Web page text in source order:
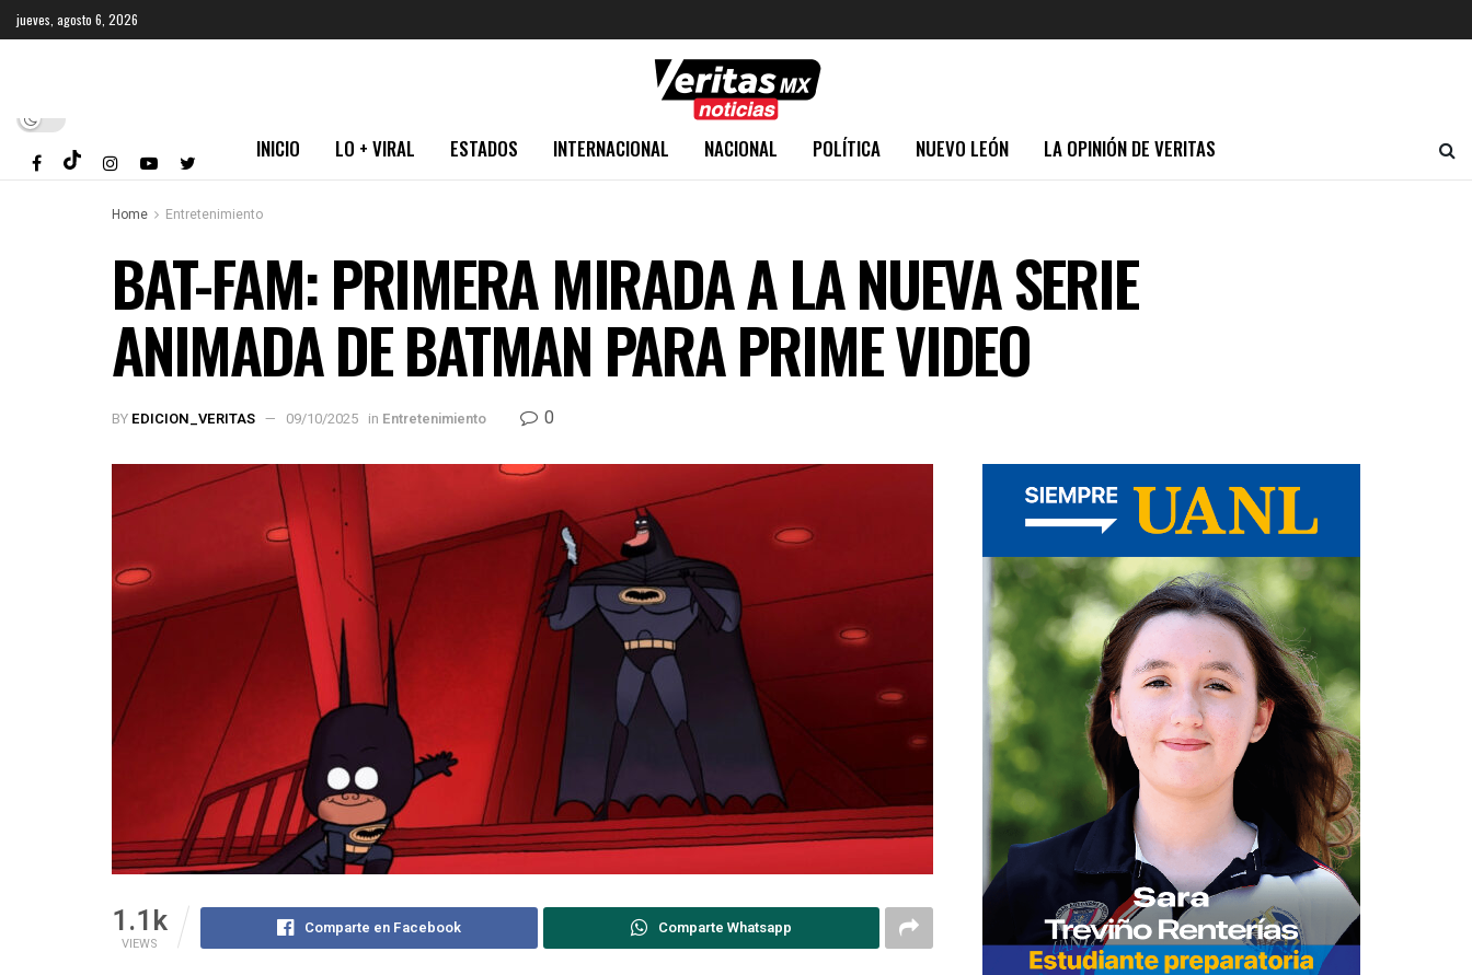
jueves, agosto 6, 2026
INICIO LO + VIRAL ESTADOS INTERNACIONAL NACIONAL POLÍTICA NUEVO LEÓN LA OPINIÓN DE VERITAS
Home Entretenimiento
BAT-FAM: PRIMERA MIRADA A LA NUEVA SERIE
ANIMADA DE BATMAN PARA PRIME VIDEO
BY EDICION_VERITAS 09/10/2025 in Entretenimiento 0
1.1k
VIEWS
Comparte en Facebook Comparte Whatsapp